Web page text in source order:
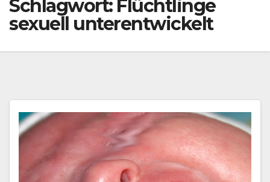
Schlagwort: Flüchtlinge
sexuell unterentwickelt